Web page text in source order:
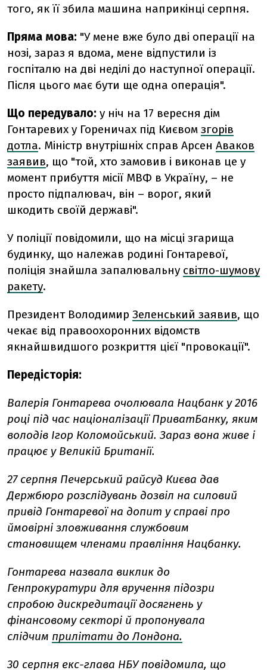
того, як її збила машина наприкінці серпня.
Пряма мова: "У мене вже було дві операції на
нозі, зараз я вдома, мене відпустили із
госпіталю на дві неділі до наступної операції.
Після цього має бути ще одна операція".
Що передувало: у ніч на 17 вересня дім
Гонтаревих у Гореничах під Києвом згорів
дотла. Міністр внутрішніх справ Арсен Аваков
заявив, що "той, хто замовив і виконав це у
момент прибуття місії МВФ в Україну, – не
просто підпалювач, він – ворог, який
шкодить своїй державі".
У поліції повідомили, що на місці згарища
будинку, що належав родині Гонтаревої,
поліція знайшла запалювальну світло-шумову
ракету.
Президент Володимир Зеленський заявив, що
чекає від правоохоронних відомств
якнайшвидшого розкриття цієї "провокації".
Передісторія:
Валерія Гонтарева очолювала Нацбанк у 2016
році під час націоналізації ПриватБанку, яким
володів Ігор Коломойський. Зараз вона живе і
працює у Великій Британії.
27 серпня Печерський райсуд Києва дав
Держбюро розслідувань дозвіл на силовий
привід Гонтаревої на допит у справі про
ймовірні зловживання службовим
становищем членами правління Нацбанку.
Гонтарева назвала виклик до
Генпрокуратури для вручення підозри
спробою дискредитації досягнень у
фінансовому секторі й пропонувала
слідчим прилітати до Лондона.
30 серпня екс-глава НБУ повідомила, що